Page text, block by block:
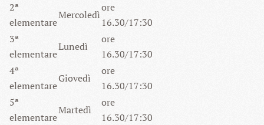
2ª
elementare
Mercoledì
ore
16.30/17:30
3ª
elementare
Lunedì
ore
16.30/17:30
4ª
elementare
Giovedì
ore
16.30/17:30
5ª
elementare
Martedì
ore
16.30/17:30